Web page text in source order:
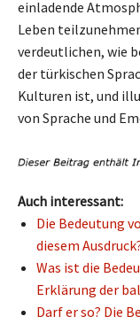
einladende
Leben
verdeutlichen, wie
der türkischen
Kulturen ist, und
von Sprache und
Auch interessant:
Die Bedeutung
diesem
Was ist die
Erklärung der
Darf er so? Die